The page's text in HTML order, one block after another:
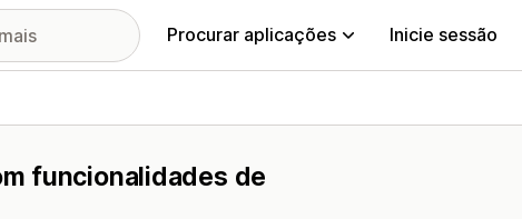
Procurar aplicações Inicie sessão
funcionalidades de